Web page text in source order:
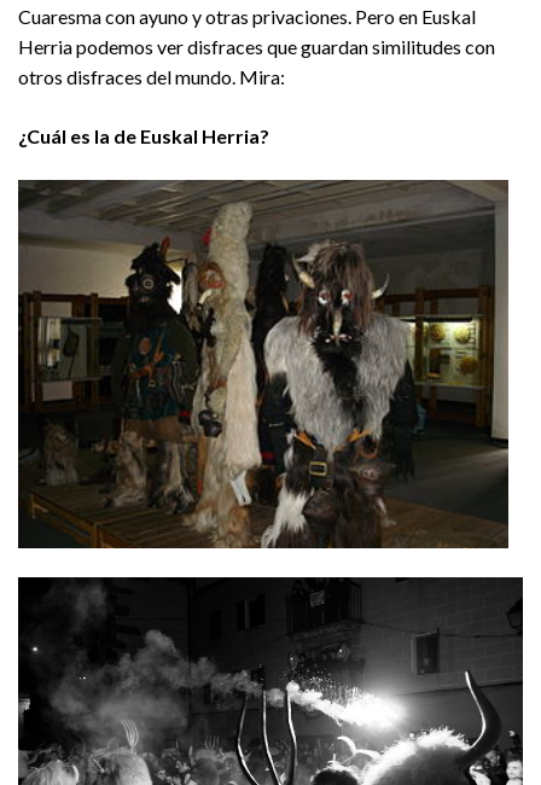
Cuaresma con ayuno y otras privaciones. Pero en Euskal
Herria podemos ver disfraces que guardan similitudes con
otros disfraces del mundo. Mira:
¿Cuál es la de Euskal Herria?